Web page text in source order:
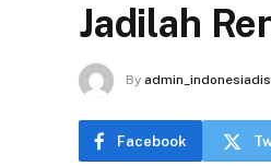
Jadilah
By
Facebook